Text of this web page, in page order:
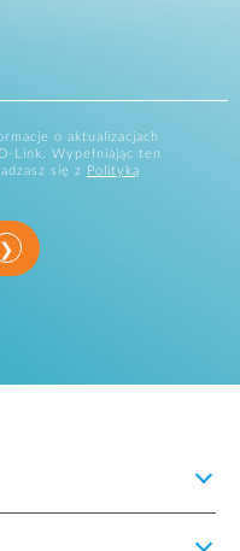
o aktualizacjach
Link. Wypełniając ten
się z
Polityką